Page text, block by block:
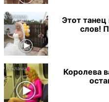
Этот танец
слов!
Королева